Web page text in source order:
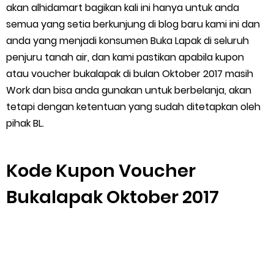
Penyebab dan Cara Memulihkan Akun Gojek Dibekukan
Cara Menghitung Penghasilan Grab Sesuai dengan Orderan
Cara Menggunakan Paket Telkomsel Mitra Gojek
5 Cara Top Up InDriver dengan Mudah
Batas Saldo Untuk Akun Gopay Biasa dan Upgrade
akan alhidamart bagikan kali ini hanya untuk anda
semua yang setia berkunjung di blog baru kami ini dan
anda yang menjadi konsumen Buka Lapak di seluruh
penjuru tanah air, dan kami pastikan apabila kupon
atau voucher bukalapak di bulan Oktober 2017 masih
Work dan bisa anda gunakan untuk berbelanja, akan
tetapi dengan ketentuan yang sudah ditetapkan oleh
pihak BL.
Kode Kupon Voucher
Bukalapak Oktober 2017